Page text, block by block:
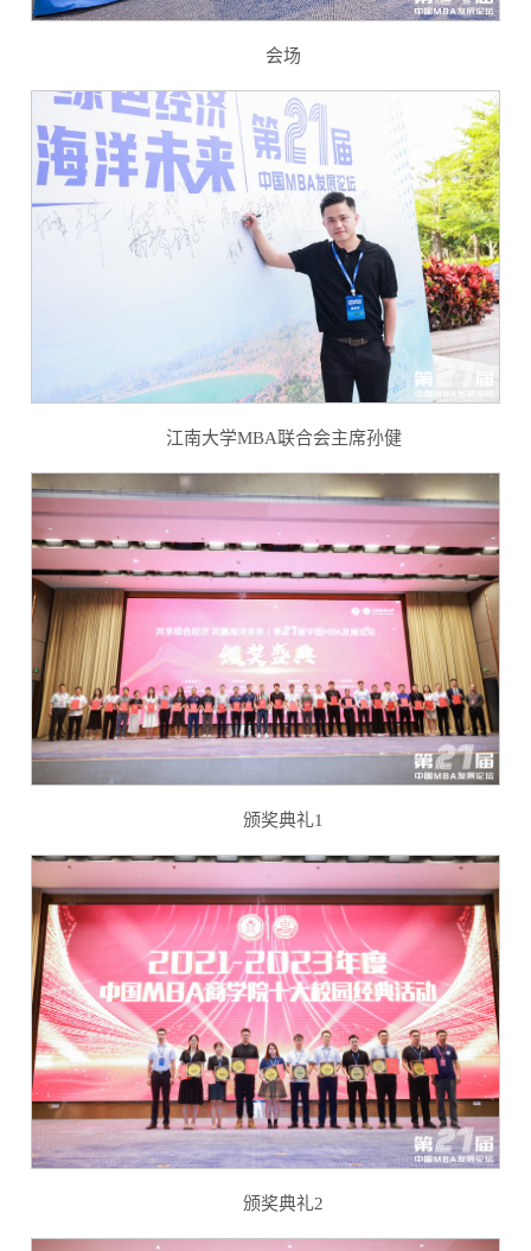
会场
江南大学MBA联合会主席孙健
颁奖典礼1
颁奖典礼2